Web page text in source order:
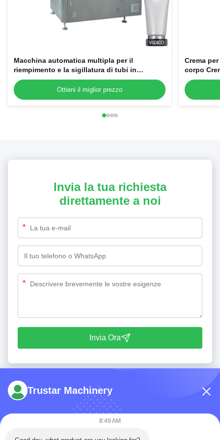
VIDEO
Macchina automatica multipla per il
riempimento e la sigillatura di tubi in
alluminio laminato in plastica ad alta
stabilità in venditaOttieni il miglior prezzo
Crema
corpo
Invia la tua richiesta
direttamente a noi
*
*
Invia Ora
Trustar Machinery
8:49 AM